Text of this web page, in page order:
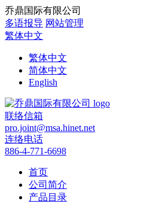
乔鼎国际有限公司
多语报导 网站管理
繁体中文
繁体中文
简体中文
English
联络信箱
pro.joint@msa.hinet.net
连络电话
886-4-771-6698
首页
公司简介
产品目录